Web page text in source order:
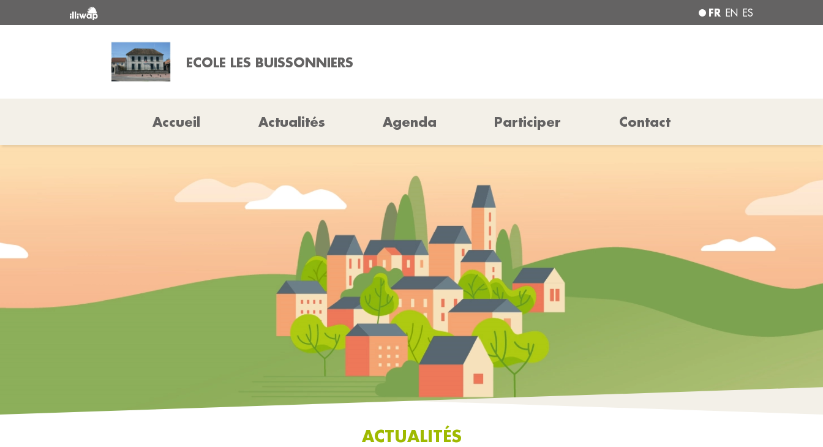
FR EN ES
ECOLE LES BUISSONNIERS
Accueil Actualités Agenda Participer Contact
ACTUALITÉS